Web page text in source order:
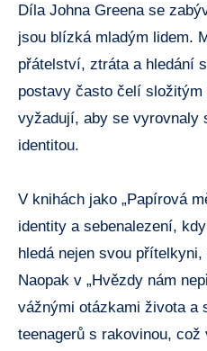
Díla Johna Greena se
jsou blízká mladým lidem.
přátelství, ztráta a hledání
postavy často čelí
vyžadují, aby se vyrovnaly
identitou.
V knihách jako „Papírová
identity a sebenalezení,
hledá nejen svou
Naopak v „Hvězdy nám
vážnými otázkami života a
teenagerů s rakovinou,